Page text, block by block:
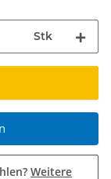
Stk
Weitere